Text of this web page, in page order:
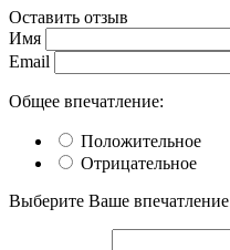
Оставить отзыв
Имя
Email
Общее впечатление:
Положительное
Отрицательное
Выберите Ваше впечатление